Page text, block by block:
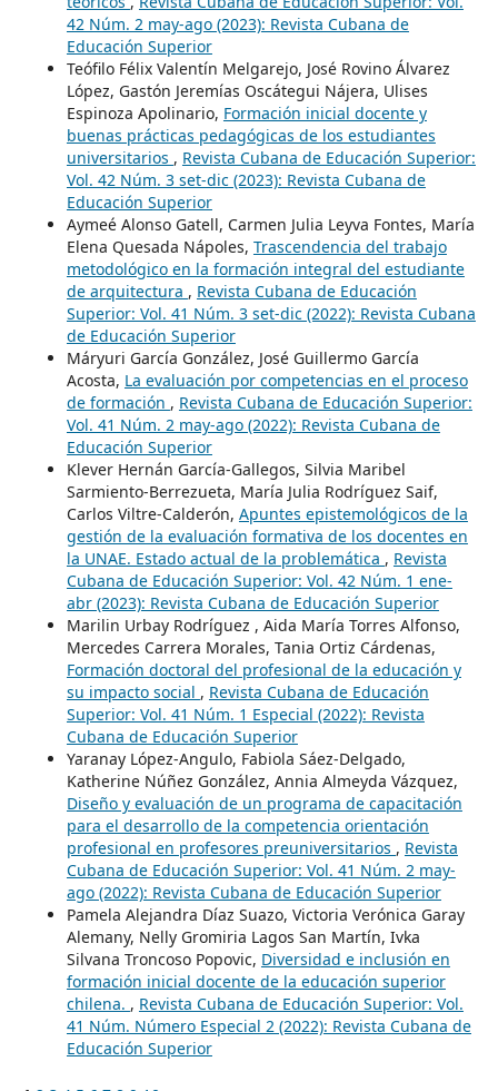
42 Núm. 2 may-ago (2023): Revista Cubana de
Educación Superior
Teófilo Félix Valentín Melgarejo, José Rovino Álvarez
López, Gastón Jeremías Oscátegui Nájera, Ulises
Espinoza Apolinario, Formación inicial docente y
buenas prácticas pedagógicas de los estudiantes
universitarios , Revista Cubana de Educación Superior:
Vol. 42 Núm. 3 set-dic (2023): Revista Cubana de
Educación Superior
Aymeé Alonso Gatell, Carmen Julia Leyva Fontes, María
Elena Quesada Nápoles, Trascendencia del trabajo
metodológico en la formación integral del estudiante
de arquitectura , Revista Cubana de Educación
Superior: Vol. 41 Núm. 3 set-dic (2022): Revista Cubana
de Educación Superior
Máryuri García González, José Guillermo García
Acosta, La evaluación por competencias en el proceso
de formación , Revista Cubana de Educación Superior:
Vol. 41 Núm. 2 may-ago (2022): Revista Cubana de
Educación Superior
Klever Hernán García-Gallegos, Silvia Maribel
Sarmiento-Berrezueta, María Julia Rodríguez Saif,
Carlos Viltre-Calderón, Apuntes epistemológicos de la
gestión de la evaluación formativa de los docentes en
la UNAE. Estado actual de la problemática , Revista
Cubana de Educación Superior: Vol. 42 Núm. 1 ene-
abr (2023): Revista Cubana de Educación Superior
Marilin Urbay Rodríguez , Aida María Torres Alfonso,
Mercedes Carrera Morales, Tania Ortiz Cárdenas,
Formación doctoral del profesional de la educación y
su impacto social , Revista Cubana de Educación
Superior: Vol. 41 Núm. 1 Especial (2022): Revista
Cubana de Educación Superior
Yaranay López-Angulo, Fabiola Sáez-Delgado,
Katherine Núñez González, Annia Almeyda Vázquez,
Diseño y evaluación de un programa de capacitación
para el desarrollo de la competencia orientación
profesional en profesores preuniversitarios , Revista
Cubana de Educación Superior: Vol. 41 Núm. 2 may-
ago (2022): Revista Cubana de Educación Superior
Pamela Alejandra Díaz Suazo, Victoria Verónica Garay
Alemany, Nelly Gromiria Lagos San Martín, Ivka
Silvana Troncoso Popovic, Diversidad e inclusión en
formación inicial docente de la educación superior
chilena. , Revista Cubana de Educación Superior: Vol.
41 Núm. Número Especial 2 (2022): Revista Cubana de
Educación Superior